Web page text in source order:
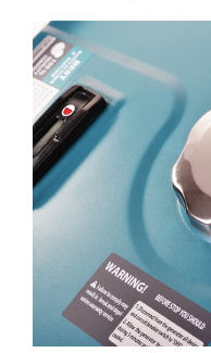
Acumulatori si incarcatoare
Freze si carote